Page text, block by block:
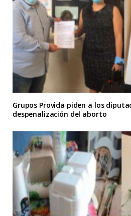
Grupos Provida piden a los
despenalización del aborto